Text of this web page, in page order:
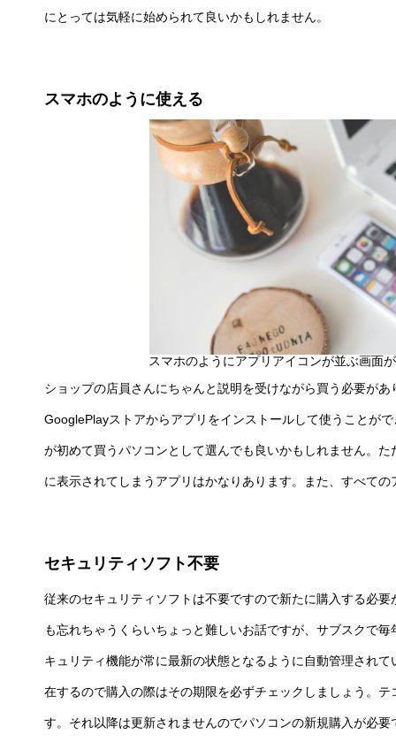
にとっては気軽に始められて良いかもしれません。
スマホのように使える
スマホのようにアプリアイコンが並ぶ画面
ショップの店員さんにちゃんと説明を受けながら買う必要が
GooglePlayストアからアプリをインストールして使うことが
が初めて買うパソコンとして選んでも良いかもしれません。
に表示されてしまうアプリはかなりあります。また、すべて
セキュリティソフト不要
従来のセキュリティソフトは不要ですので新たに購入する必
も忘れちゃうくらいちょっと難しいお話ですが、サブスクで
キュリティ機能が常に最新の状態となるように自動管理され
在するので購入の際はその期限を必ずチェックしましょう。
す。それ以降は更新されませんのでパソコンの新規購入が必要